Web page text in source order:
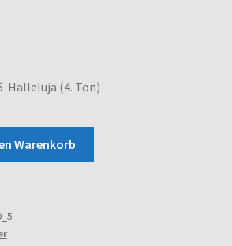
Halleluja (4. Ton)
Warenkorb